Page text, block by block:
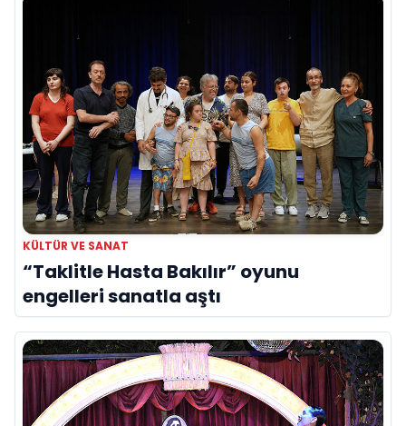
KÜLTÜR VE SANAT
“Taklitle Hasta Bakılır” oyunu
engelleri sanatla aştı